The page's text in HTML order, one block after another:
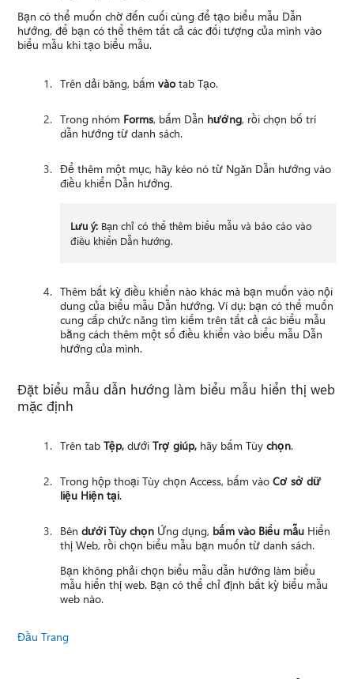
Bạn có thể muốn chờ đến cuối cùng để tạo biểu mẫu Dẫn
hướng, để bạn có thể thêm tất cả các đối tượng của mình vào
biểu mẫu khi tạo biểu mẫu.
Trên dải băng, bấmvào tab Tạo.
Trong nhóm Forms, bấm Dẫn hướng, rồi chọn bố trí
dẫn hướng từ danh sách.
Để thêm một mục, hãy kéo nó từ Ngăn Dẫn hướng vào
điều khiển Dẫn hướng.
Lưu ý: Bạn chỉ có thể thêm biểu mẫu và báo cáo vào
điều khiển Dẫn hướng.
Thêm bất kỳ điều khiển nào khác mà bạn muốn vào nội
dung của biểu mẫu Dẫn hướng. Ví dụ: bạn có thể muốn
cung cấp chức năng tìm kiếm trên tất cả các biểu mẫu
bằng cách thêm một số điều khiển vào biểu mẫu Dẫn
hướng của mình.
Đặt biểu mẫu dẫn hướng làm biểu mẫu hiển thị web
mặc định
Trên tabTệp, dướiTrợ giúp, hãy bấm Tùychọn.
Trong hộp thoại Tùy chọn Access, bấm vàoCơ sở dữ
liệu Hiện tại.
Bêndưới Tùy chọn Ứng dụng, bấm vào Biểu mẫu Hiển
thị Web, rồi chọn biểu mẫu bạn muốn từ danh sách.
Bạn không phải chọn biểu mẫu dẫn hướng làm biểu
mẫu hiển thị web. Bạn có thể chỉ định bất kỳ biểu mẫu
web nào.
Đầu Trang